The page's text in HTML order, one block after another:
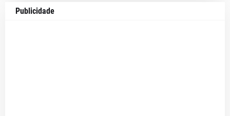
Publicidade